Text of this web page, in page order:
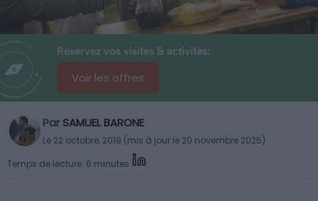
Réservez vos visites & activités:
Voir les offres
Par SAMUEL BARONE
Le 22 octobre, 2019 (mis à jour le 20 novembre 2025)
Temps de lecture: 6 minutes